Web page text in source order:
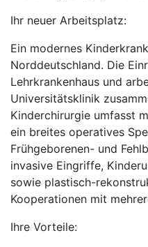
Ihr neuer Arbeitsplatz:
Ein modernes
Norddeutschland. Die
Lehrkrankenhaus und
Universitätsklinik
Kinderchirurgie umfasst
ein breites operatives
Frühgeborenen- und
invasive Eingriffe,
sowie plastisch-
Kooperationen mit
Ihre Vorteile: